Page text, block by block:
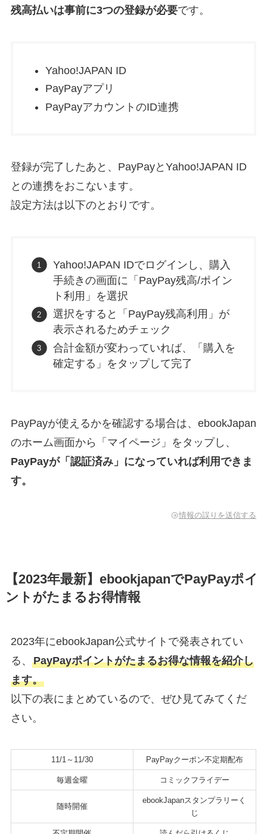
残高払いは事前に3つの登録が必要です。
Yahoo!JAPAN ID
PayPayアプリ
PayPayアカウントのID連携
登録が完了したあと、PayPayとYahoo!JAPAN ID
との連携をおこないます。
設定方法は以下のとおりです。
Yahoo!JAPAN IDでログインし、購入
手続きの画面に「PayPay残高/ポイン
ト利用」を選択
選択をすると「PayPay残高利用」が
表示されるためチェック
合計金額が変わっていれば、「購入を
確定する」をタップして完了
PayPayが使えるかを確認する場合は、ebookJapan
のホーム画面から「マイページ」をタップし、
PayPayが「認証済み」になっていれば利用できま
す。
情報の誤りを送信する
【2023年最新】ebookjapanでPayPayポイ
ントがたまるお得情報
2023年にebookJapan公式サイトで発表されてい
る、 PayPayポイントがたまるお得な情報を紹介し
ます。
以下の表にまとめているので、ぜひ見てみてくだ
さい。
11/1～11/30 PayPayクーポン不定期配布
毎週金曜 コミックフライデー
随時開催
ebookJapanスタンプラリーく
じ